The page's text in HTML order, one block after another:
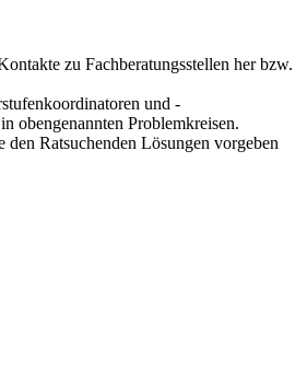
zu Fachberatungsstellen her bzw.
und -
obengenannten Problemkreisen.
den Ratsuchenden Lösungen vorgeben